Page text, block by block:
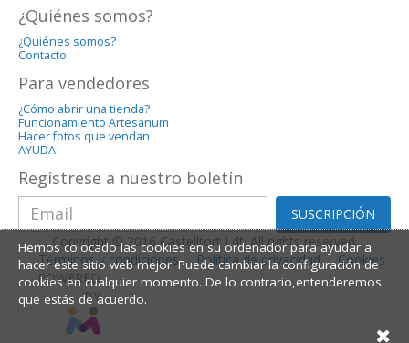
¿Quiénes somos?
¿Quiénes somos?
Contacto
Para vendedores
¿Cómo abrir una tienda?
Funcionamiento Artesanum
Hacer fotos que vendan
AYUDA
Regístrese a nuestro boletín
SUSCRIPCIÓN
Copyright © 2016 Castelltort Ldt. All rights reserved.
Términos y condiciones
Política de privacidad
Cookies
POWERED
BY
Hemos colocado las cookies en su ordenador para ayudar a
hacer este sitio web mejor. Puede cambiar la configuración de
cookies en cualquier momento. De lo contrario,entenderemos
que estás de acuerdo.